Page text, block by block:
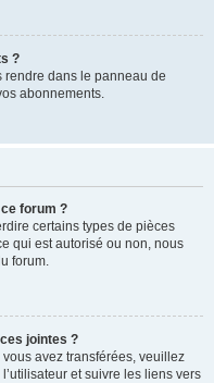
?
rendre dans le panneau de
abonnements.
forum ?
certains types de pièces
qui est autorisé ou non, nous
forum.
jointes ?
avez transférées, veuillez
et suivre les liens vers